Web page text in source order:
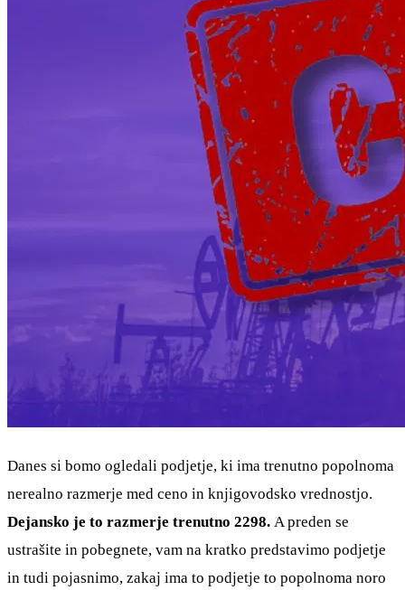
Danes si bomo ogledali podjetje, ki ima trenutno popolnoma
nerealno razmerje med ceno in knjigovodsko vrednostjo.
Dejansko je to razmerje trenutno 2298. A preden se
ustrašite in pobegnete, vam na kratko predstavimo podjetje
in tudi pojasnimo, zakaj ima to podjetje to popolnoma noro